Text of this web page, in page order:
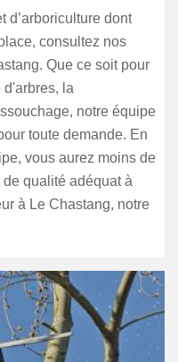
d’arboriculture dont
consultez nos
Que ce soit pour
d'arbres, la
notre équipe
toute demande. En
vous aurez moins de
qualité adéquat à
à Le Chastang, notre